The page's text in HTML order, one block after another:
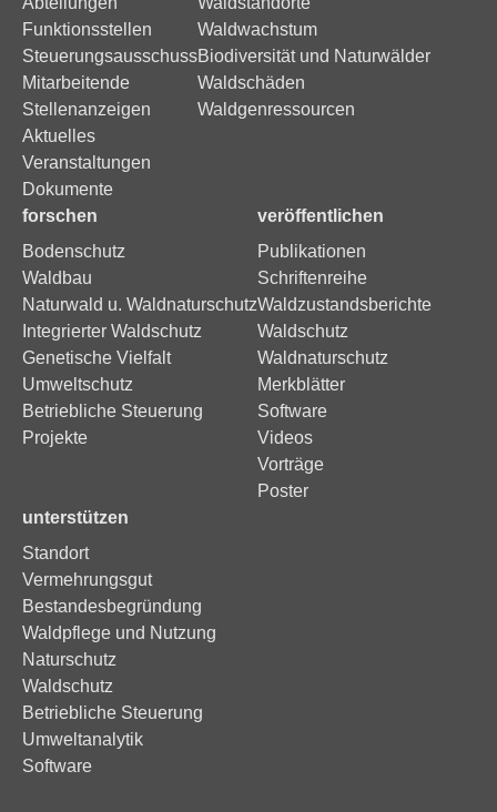
Funktionsstellen
Steuerungsausschuss
Mitarbeitende
Stellenanzeigen
Aktuelles
Veranstaltungen
Dokumente
Waldwachstum
Biodiversität und Naturwälder
Waldschäden
Waldgenressourcen
forschen
Bodenschutz
Waldbau
Naturwald u. Waldnaturschutz
Integrierter Waldschutz
Genetische Vielfalt
Umweltschutz
Betriebliche Steuerung
Projekte
veröffentlichen
Publikationen
Schriftenreihe
Waldzustandsberichte
Waldschutz
Waldnaturschutz
Merkblätter
Software
Videos
Vorträge
Poster
unterstützen
Standort
Vermehrungsgut
Bestandesbegründung
Waldpflege und Nutzung
Naturschutz
Waldschutz
Betriebliche Steuerung
Umweltanalytik
Software